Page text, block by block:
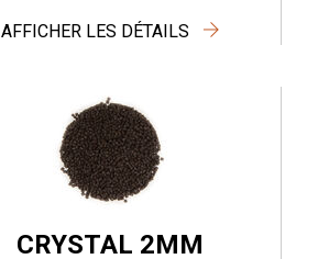
AFFICHER LES DÉTAILS
CRYSTAL 2MM